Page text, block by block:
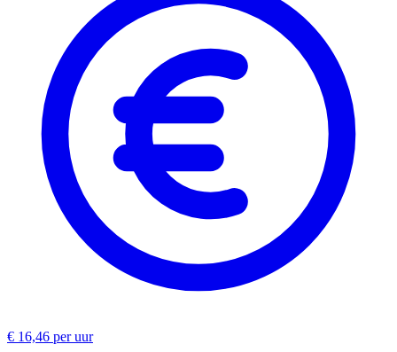
€ 16,46 per uur